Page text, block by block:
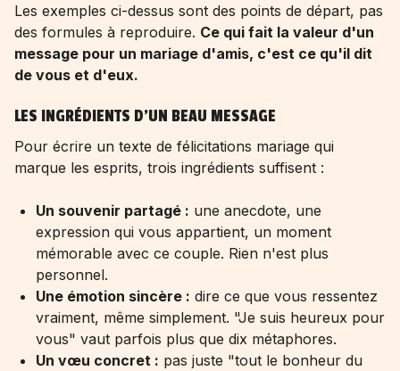
Les exemples ci-dessus sont des points de départ, pas
des formules à reproduire. Ce qui fait la valeur d'un
message pour un mariage d'amis, c'est ce qu'il dit
de vous et d'eux.
LES INGRÉDIENTS D'UN BEAU MESSAGE
Pour écrire un texte de félicitations mariage qui
marque les esprits, trois ingrédients suffisent :
Un souvenir partagé : une anecdote, une
expression qui vous appartient, un moment
mémorable avec ce couple. Rien n'est plus
personnel.
Une émotion sincère : dire ce que vous ressentez
vraiment, même simplement. "Je suis heureux pour
vous" vaut parfois plus que dix métaphores.
Un vœu concret : pas juste "tout le bonheur du